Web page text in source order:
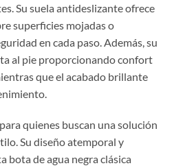
Su suela antideslizante ofrece
superficies mojadas o
en cada paso. Además, su
al pie proporcionando confort
que el acabado brillante
quienes buscan una solución
Su diseño atemporal y
bota de agua negra clásica